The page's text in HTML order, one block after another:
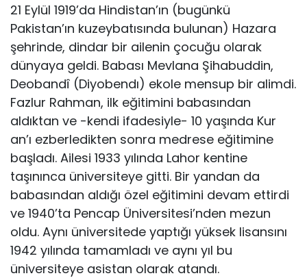
21 Eylül 1919’da Hindistan’ın (bugünkü
Pakistan’ın kuzeybatısında bulunan) Hazara
şehrinde, dindar bir ailenin çocuğu olarak
dünyaya geldi. Babası Mevlana Şihabuddin,
Deobandî (Diyobendı) ekole mensup bir alimdi.
Fazlur Rahman, ilk eğitimini babasından
aldıktan ve -kendi ifadesiyle- 10 yaşında Kur
an’ı ezberledikten sonra medrese eğitimine
başladı. Ailesi 1933 yılında Lahor kentine
taşınınca üniversiteye gitti. Bir yandan da
babasından aldığı özel eğitimini devam ettirdi
ve 1940’ta Pencap Üniversitesi’nden mezun
oldu. Aynı üniversitede yaptığı yüksek lisansını
1942 yılında tamamladı ve aynı yıl bu
üniversiteye asistan olarak atandı.